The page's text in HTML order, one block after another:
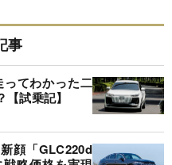
事
てわかった二
試乗記】
顔「GLC220d